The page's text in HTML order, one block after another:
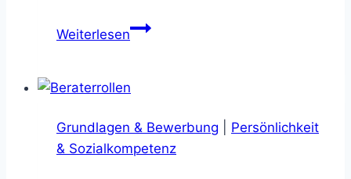
WeiterlesenThe
–
Kompetenzen
brauchst
Grundlagen & Bewerbung
Persönlichkeit
& Sozialkompetenz